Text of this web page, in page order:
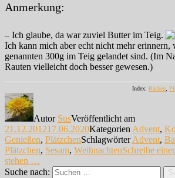
Anmerkung:
– Ich glaube, da war zuviel Butter im Teig.
Ich kann mich aber echt nicht mehr erinnern,
genannten 300g im Teig gelandet sind. (Im
Rauten vielleicht doch besser gewesen.)
Index: Backen
Autor SusVeröffentlicht am
21.12.201217.06.2020Kategorien Advent,
Genießen, PlätzchenSchlagwörterAdvent,
Plätzchen, Sesam, WeihnachtenSchreibe
stehen …
Suche nach: